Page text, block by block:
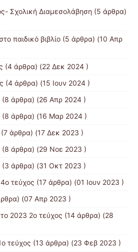
Σχολική Διαμεσολάβηση (5 άρθρα)
παιδικό βιβλίο (5 άρθρα) (10 Απρ
(4 άρθρα) (22 Δεκ 2024 )
(4 άρθρα) (15 Ιουν 2024 )
(8 άρθρα) (26 Απρ 2024 )
(8 άρθρα) (16 Μαρ 2024 )
(7 άρθρα) (17 Δεκ 2023 )
(8 άρθρα) (29 Νοε 2023 )
(3 άρθρα) (31 Οκτ 2023 )
τεύχος (17 άρθρα) (01 Ιουν 2023 )
(07 Απρ 2023 )
2023 2ο τεύχος (14 άρθρα) (28
τεύχος (13 άρθρα) (23 Φεβ 2023 )